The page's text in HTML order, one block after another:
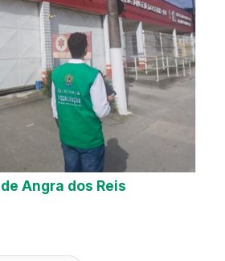
Angra dos Reis